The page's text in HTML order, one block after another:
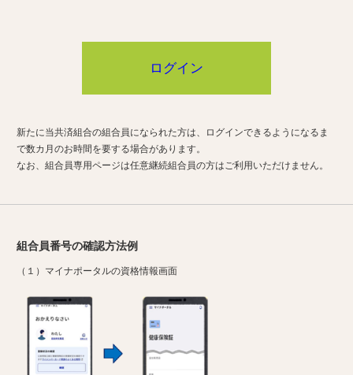
ログイン
新たに当共済組合の組合員になられた方は、ログインできるようになるま
で数カ月のお時間を要する場合があります。
なお、組合員専用ページは任意継続組合員の方はご利用いただけません。
組合員番号の確認方法例
（１）マイナポータルの資格情報画面